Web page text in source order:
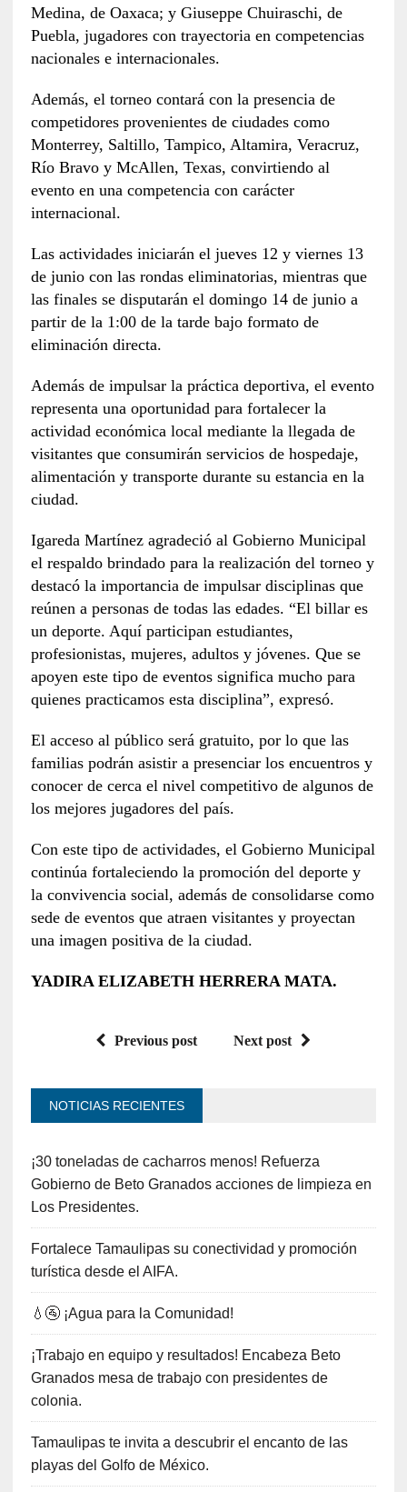
Medina, de Oaxaca; y Giuseppe Chuiraschi, de
Puebla, jugadores con trayectoria en competencias
nacionales e internacionales.
Además, el torneo contará con la presencia de
competidores provenientes de ciudades como
Monterrey, Saltillo, Tampico, Altamira, Veracruz,
Río Bravo y McAllen, Texas, convirtiendo al
evento en una competencia con carácter
internacional.
Las actividades iniciarán el jueves 12 y viernes 13
de junio con las rondas eliminatorias, mientras que
las finales se disputarán el domingo 14 de junio a
partir de la 1:00 de la tarde bajo formato de
eliminación directa.
Además de impulsar la práctica deportiva, el evento
representa una oportunidad para fortalecer la
actividad económica local mediante la llegada de
visitantes que consumirán servicios de hospedaje,
alimentación y transporte durante su estancia en la
ciudad.
Igareda Martínez agradeció al Gobierno Municipal
el respaldo brindado para la realización del torneo y
destacó la importancia de impulsar disciplinas que
reúnen a personas de todas las edades. “El billar es
un deporte. Aquí participan estudiantes,
profesionistas, mujeres, adultos y jóvenes. Que se
apoyen este tipo de eventos significa mucho para
quienes practicamos esta disciplina”, expresó.
El acceso al público será gratuito, por lo que las
familias podrán asistir a presenciar los encuentros y
conocer de cerca el nivel competitivo de algunos de
los mejores jugadores del país.
Con este tipo de actividades, el Gobierno Municipal
continúa fortaleciendo la promoción del deporte y
la convivencia social, además de consolidarse como
sede de eventos que atraen visitantes y proyectan
una imagen positiva de la ciudad.
YADIRA ELIZABETH HERRERA MATA.
Previous post Next post
NOTICIAS RECIENTES
¡30 toneladas de cacharros menos! Refuerza
Gobierno de Beto Granados acciones de limpieza en
Los Presidentes.
Fortalece Tamaulipas su conectividad y promoción
turística desde el AIFA.
💧🚰 ¡Agua para la Comunidad!
¡Trabajo en equipo y resultados! Encabeza Beto
Granados mesa de trabajo con presidentes de
colonia.
Tamaulipas te invita a descubrir el encanto de las
playas del Golfo de México.